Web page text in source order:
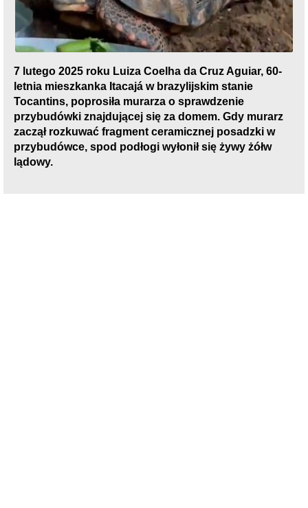
7 lutego 2025 roku Luiza Coelha da Cruz Aguiar, 60-
letnia mieszkanka Itacajá w brazylijskim stanie
Tocantins, poprosiła murarza o sprawdzenie
przybudówki znajdującej się za domem. Gdy murarz
zaczął rozkuwać fragment ceramicznej posadzki w
przybudówce, spod podłogi wyłonił się żywy żółw
lądowy.